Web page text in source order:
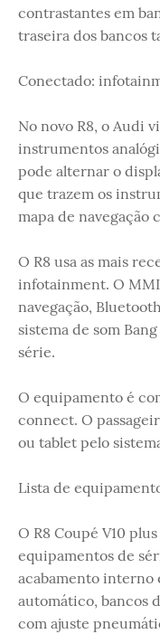
contrastantes em
traseira dos bancos
Conectado:
No novo R8, o Audi
instrumentos
pode alternar o
que trazem os
mapa de navegação
O R8 usa as mais
infotainment. O
navegação,
sistema de som
série.
O equipamento é
connect. O
ou tablet pelo
Lista de
O R8 Coupé V10
equipamentos de
acabamento
automático, bancos
com ajuste